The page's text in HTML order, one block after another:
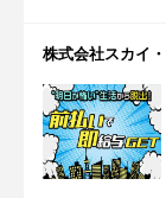
株式会社スカイ